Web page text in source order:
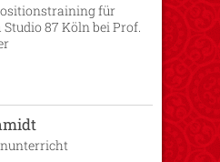
für
87 Köln bei Prof.